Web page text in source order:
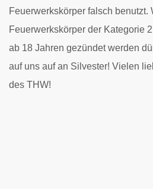
Feuerwerkskörper falsch benutzt.
Feuerwerkskörper der Kategorie
ab 18 Jahren gezündet werden
auf uns auf an Silvester! Vielen
des THW!